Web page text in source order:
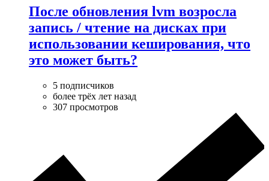
После обновления lvm возросла
запись / чтение на дисках при
использовании кеширования, что
это может быть?
5 подписчиков
более трёх лет назад
307 просмотров